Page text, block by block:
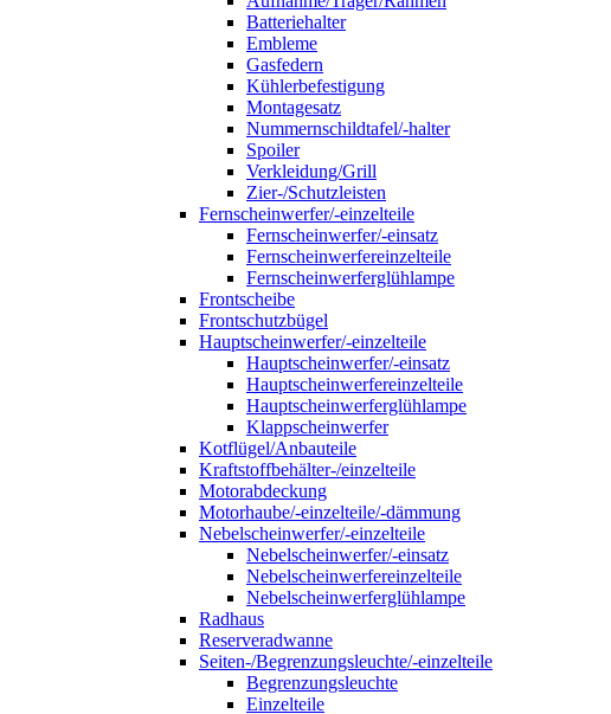
Batteriehalter
Embleme
Gasfedern
Kühlerbefestigung
Montagesatz
Nummernschildtafel/-halter
Spoiler
Verkleidung/Grill
Zier-/Schutzleisten
Fernscheinwerfer/-einzelteile
Fernscheinwerfer/-einsatz
Fernscheinwerfereinzelteile
Fernscheinwerferglühlampe
Frontscheibe
Frontschutzbügel
Hauptscheinwerfer/-einzelteile
Hauptscheinwerfer/-einsatz
Hauptscheinwerfereinzelteile
Hauptscheinwerferglühlampe
Klappscheinwerfer
Kotflügel/Anbauteile
Kraftstoffbehälter-/einzelteile
Motorabdeckung
Motorhaube/-einzelteile/-dämmung
Nebelscheinwerfer/-einzelteile
Nebelscheinwerfer/-einsatz
Nebelscheinwerfereinzelteile
Nebelscheinwerferglühlampe
Radhaus
Reserveradwanne
Seiten-/Begrenzungsleuchte/-einzelteile
Begrenzungsleuchte
Einzelteile